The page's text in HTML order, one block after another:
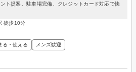
ト提案。駐車場完備、クレジットカード対応で快
徒歩10分
る・使える メンズ歓迎